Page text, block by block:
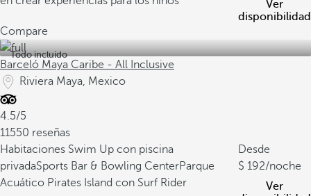
Ver
disponibilidad
Compare
Todo incluido
Barceló Maya Caribe - All Inclusive
Riviera Maya, Mexico
4.5/5
11550 reseñas
Habitaciones Swim Up con piscina
privadaSports Bar & Bowling CenterParque
Acuático Pirates Island con Surf Rider
Desde
192/noche
Ver